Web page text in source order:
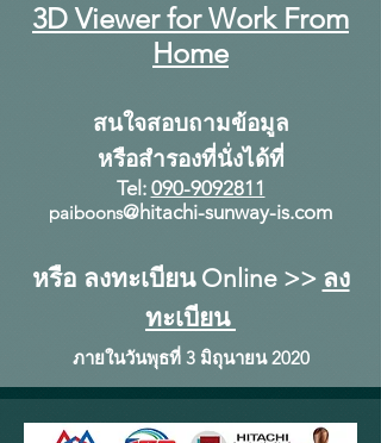
3D Viewer for Work From
Home
สนใจสอบถามข้อมูล
หรือสำรองที่นั่งได้ที่
Tel: 090-9092811
paiboons@hitachi-sunway-is.com
หรือ ลงทะเบียน Online >> ลง
ทะเบียน
ภายในวันพุธที่ 3 มิถุนายน 2020